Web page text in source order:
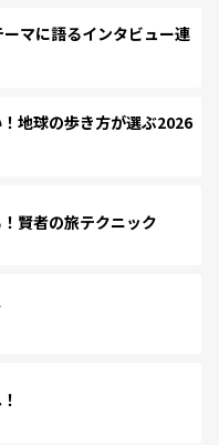
マに語るインタビュー連
地球の歩き方が選ぶ2026
賢者の旅テクニック